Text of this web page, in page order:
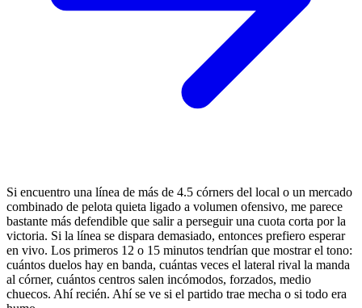
Si encuentro una línea de más de 4.5 córners del local o un mercado
combinado de pelota quieta ligado a volumen ofensivo, me parece
bastante más defendible que salir a perseguir una cuota corta por la
victoria. Si la línea se dispara demasiado, entonces prefiero esperar
en vivo. Los primeros 12 o 15 minutos tendrían que mostrar el tono:
cuántos duelos hay en banda, cuántas veces el lateral rival la manda
al córner, cuántos centros salen incómodos, forzados, medio
chuecos. Ahí recién. Ahí se ve si el partido trae mecha o si todo era